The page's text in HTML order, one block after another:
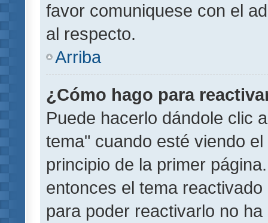
favor comuniquese con el
al respecto.
Arriba
¿Cómo hago para
Puede hacerlo dándole clic
tema" cuando esté viendo
principio de la primer
entonces el tema
para poder reactivarlo no